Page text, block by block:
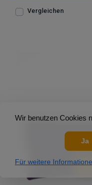
Wir benutzen Cookies
Ja
Für weitere
Vergleichen